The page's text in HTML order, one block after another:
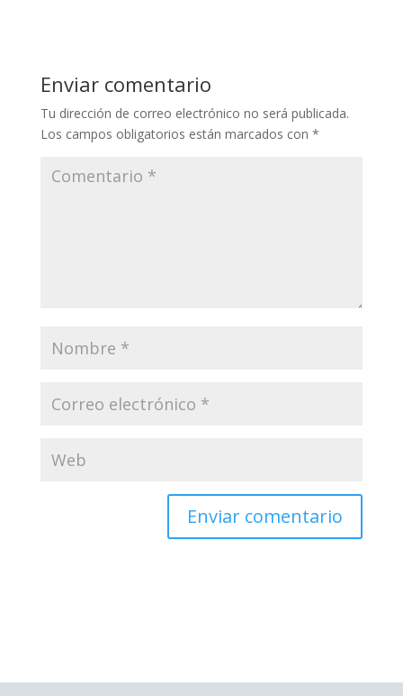
Enviar comentario
Tu dirección de correo electrónico no será publicada.
Los campos obligatorios están marcados con *